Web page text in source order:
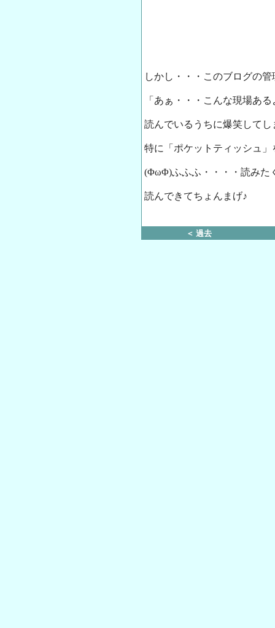
しかし・・・このブログの
「あぁ・・・こんな現場あ
読んでいるうちに爆笑してし
特に「ポケットティッシュ
(ΦωΦ)ふふふ・・・・読みた
読んできてちょんまげ♪
＜ 過去